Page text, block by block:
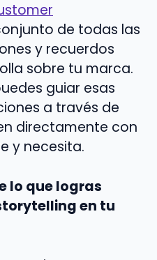
de todas las
y recuerdos
sobre tu marca.
guiar esas
a través de
directamente con
y necesita.
lo que logras
en tu